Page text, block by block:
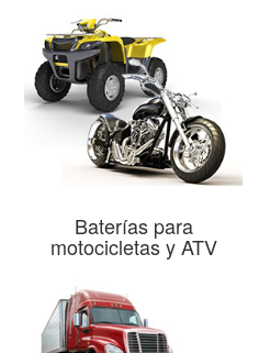
Baterías para
motocicletas y ATV